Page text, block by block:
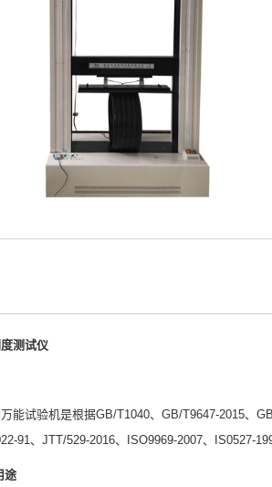
测试仪
能试验机是根据GB/T1040、GB/T9647-2015、
91、JTT/529-2016、ISO9969-2007、IS0527-
途